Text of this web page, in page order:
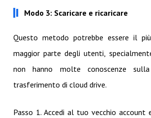
Modo 3: Scaricare e ricaricare
Questo metodo potrebbe essere il
maggior parte degli utenti,
non hanno molte conoscenze
trasferimento di cloud drive.
Passo 1. Accedi al tuo vecchio account